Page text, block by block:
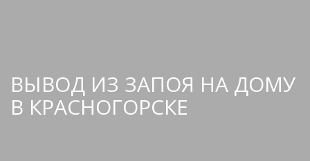
ВЫВОД ИЗ ЗАПОЯ НА ДОМУ
В КРАСНОГОРСКЕ